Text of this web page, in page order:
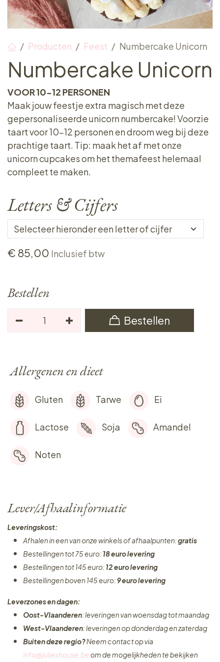
Producten Feest Numbercake Unicorn
Numbercake Unicorn
VOOR 10-12 PERSONEN
Maak jouw feestje extra magisch met deze
gepersonaliseerde unicorn numbercake! Voorzie
taart voor 10-12 personen en droom weg bij deze
prachtige taart. Tip: maak het af met onze
unicorn cupcakes om het themafeest helemaal
compleet te maken.
Letters & Cijfers
€ 85,00 Inclusief btw
Bestellen
Bestellen
Allergenen en dieet
Gluten Tarwe Ei
Lactose Soja Amandel
Noten
Lever/Afhaalinformatie
Leveringskost:
Afhalen in een van onze winkels of afhaalpunten:gratis
Bestellingen tot 75 euro: 18 euro levering
Bestellingen tot 145 euro: 12 euro levering
Bestellingen boven 145 euro: 9 euro levering
Leverzones en dagen:
Oost-Vlaanderen: leveringen van woensdag tot maandag
West-Vlaanderen: leveringen op donderdag en zaterdag
Buiten deze regio?Neem contact op via
info@julieshouse.beom de mogelijkheden te bekijken